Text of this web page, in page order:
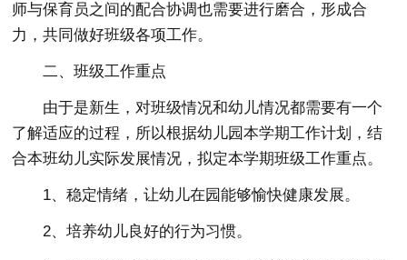
师与保育员之间的配合协调也需要进行磨合，形成合
力，共同做好班级各项工作。
二、班级工作重点
由于是新生，对班级情况和幼儿情况都需要有一个
了解适应的过程，所以根据幼儿园本学期工作计划，结
合本班幼儿实际发展情况，拟定本学期班级工作重点。
1、稳定情绪，让幼儿在园能够愉快健康发展。
2、培养幼儿良好的行为习惯。